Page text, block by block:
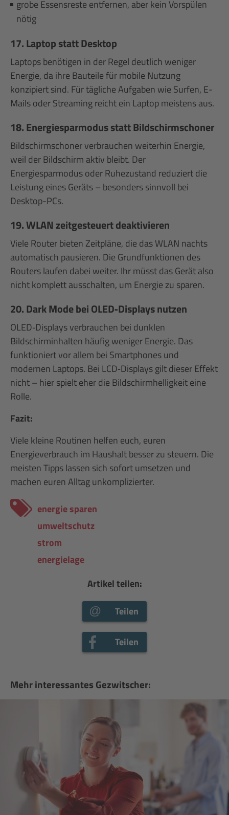
grobe Essensreste entfernen, aber kein Vorspülen
nötig
17. Laptop statt Desktop
Laptops benötigen in der Regel deutlich weniger
Energie, da ihre Bauteile für mobile Nutzung
konzipiert sind. Für tägliche Aufgaben wie Surfen, E-
Mails oder Streaming reicht ein Laptop meistens aus.
18. Energiesparmodus statt Bildschirmschoner
Bildschirmschoner verbrauchen weiterhin Energie,
weil der Bildschirm aktiv bleibt. Der
Energiesparmodus oder Ruhezustand reduziert die
Leistung eines Geräts – besonders sinnvoll bei
Desktop-PCs.
19. WLAN zeitgesteuert deaktivieren
Viele Router bieten Zeitpläne, die das WLAN nachts
automatisch pausieren. Die Grundfunktionen des
Routers laufen dabei weiter. Ihr müsst das Gerät also
nicht komplett ausschalten, um Energie zu sparen.
20. Dark Mode bei OLED‑Displays nutzen
OLED‑Displays verbrauchen bei dunklen
Bildschirminhalten häufig weniger Energie. Das
funktioniert vor allem bei Smartphones und
modernen Laptops. Bei LCD‑Displays gilt dieser Effekt
nicht – hier spielt eher die Bildschirmhelligkeit eine
Rolle.
Fazit:
Viele kleine Routinen helfen euch, euren
Energieverbrauch im Haushalt besser zu steuern. Die
meisten Tipps lassen sich sofort umsetzen und
machen euren Alltag unkomplizierter.
energie sparen
umweltschutz
strom
energielage
Artikel teilen:
Teilen
Teilen
Mehr interessantes Gezwitscher: